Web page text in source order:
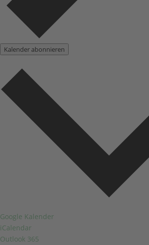
Kalender abonnieren
Google Kalender
iCalendar
Outlook 365